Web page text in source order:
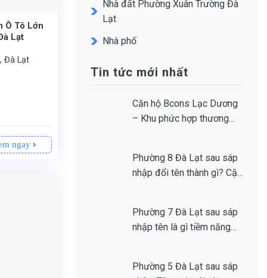
Ô Tô Lớn
Lạt
Đà Lạt
ngay
Nhà đất Phường Xuân Trường Đà
Lạt
Nhà phố
Tin tức mới nhất
Căn hộ Bcons Lạc Dương
– Khu phức hợp thương
Phường 8 Đà Lạt sau sáp
nhập đổi tên thành gì? Cập
Phường 7 Đà Lạt sau sáp
nhập tên là gì tiềm năng
Phường 5 Đà Lạt sau sáp